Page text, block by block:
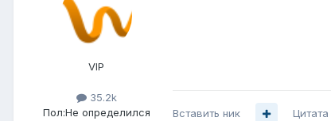
VIP
35.2k
Пол:Не определился Вставить ник Цитата